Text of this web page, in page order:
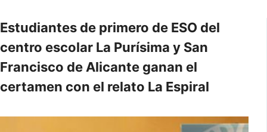
Estudiantes de primero de ESO del
centro escolar La Purísima y San
Francisco de Alicante ganan el
certamen con el relato La Espiral